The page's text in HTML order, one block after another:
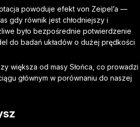
powoduje efekt von Zeipel’a —
gdy równik jest chłodniejszy i
było bezpośrednie potwierdzenie
do badań układów o dużej prędkości
większa od masy Słońca, co prowadzi
głównym w porównaniu do naszej